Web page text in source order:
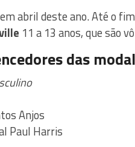
abril deste ano. Até o
11 a 13 anos, que são
das
Anjos
Paul Harris